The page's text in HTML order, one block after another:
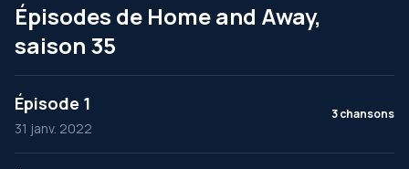
Épisodes de Home and Away,
saison 35
Épisode 1
31 janv. 2022
3 chansons